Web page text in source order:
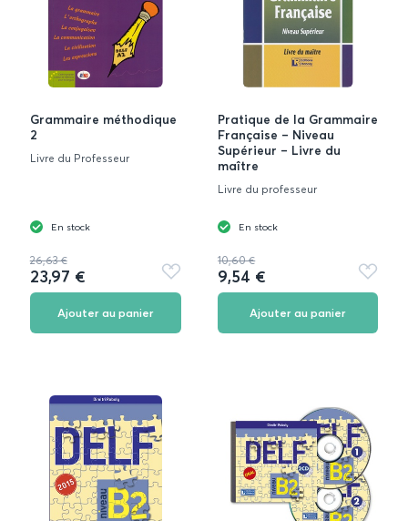
Grammaire méthodique
2
Livre du Professeur
En stock
26,63 €
23,97 €
Ajouter
aux
Ajouter au panier
Pratique de la Grammaire
Française – Niveau
Supérieur – Livre du
maître
Livre du professeur
En stock
10,60 €
9,54 €
Ajouter
aux
Ajouter au panier